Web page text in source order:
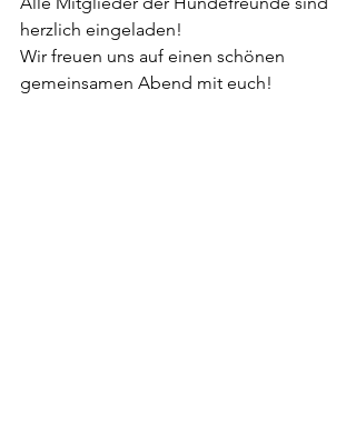
herzlich eingeladen!
Wir freuen uns auf einen schönen
gemeinsamen Abend mit euch!